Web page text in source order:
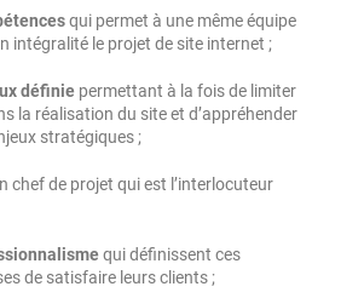
qui permet à une même équipe
intégralité le projet de site internet ;
définie permettant à la fois de limiter
la réalisation du site et d’appréhender
stratégiques ;
chef de projet qui est l’interlocuteur
qui définissent ces
de satisfaire leurs clients ;